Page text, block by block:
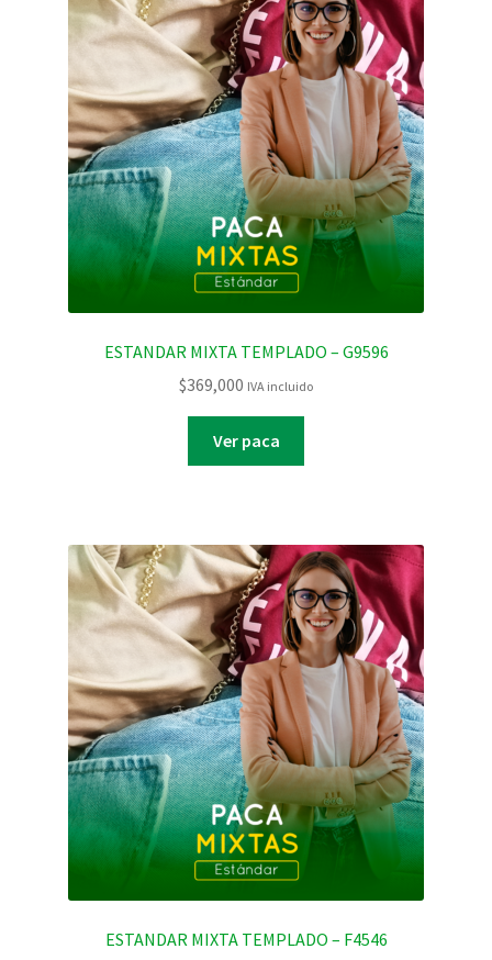
ESTANDAR MIXTA TEMPLADO – G9596
$369,000 IVA incluido
Ver paca
ESTANDAR MIXTA TEMPLADO – F4546